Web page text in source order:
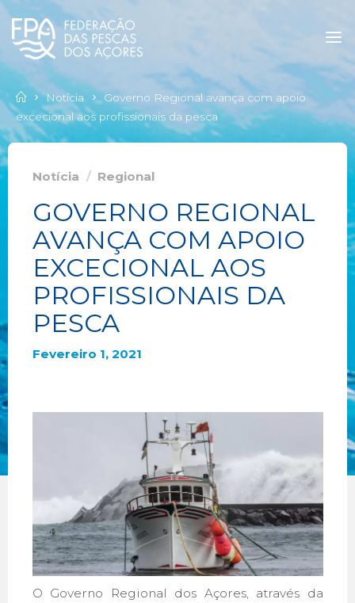
Notícia
Governo Regional avança com apoio
excecional aos profissionais da pesca
Notícia / Regional
GOVERNO REGIONAL
AVANÇA COM APOIO
EXCECIONAL AOS
PROFISSIONAIS DA
PESCA
Fevereiro 1, 2021
O Governo Regional dos Açores, através da